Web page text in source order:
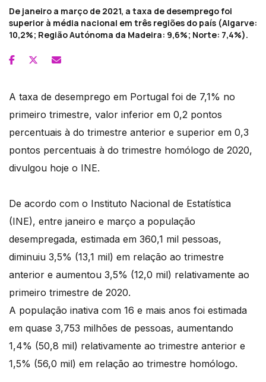
De janeiro a março de 2021, a taxa de desemprego foi
superior à média nacional em três regiões do país (Algarve:
10,2%; Região Autónoma da Madeira: 9,6%; Norte: 7,4%).
A taxa de desemprego em Portugal foi de 7,1% no
primeiro trimestre, valor inferior em 0,2 pontos
percentuais à do trimestre anterior e superior em 0,3
pontos percentuais à do trimestre homólogo de 2020,
divulgou hoje o INE.
De acordo com o Instituto Nacional de Estatística
(INE), entre janeiro e março a população
desempregada, estimada em 360,1 mil pessoas,
diminuiu 3,5% (13,1 mil) em relação ao trimestre
anterior e aumentou 3,5% (12,0 mil) relativamente ao
primeiro trimestre de 2020.
A população inativa com 16 e mais anos foi estimada
em quase 3,753 milhões de pessoas, aumentando
1,4% (50,8 mil) relativamente ao trimestre anterior e
1,5% (56,0 mil) em relação ao trimestre homólogo.